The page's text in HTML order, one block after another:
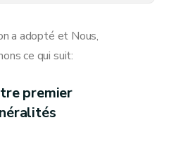
a adopté et Nous,
ce qui suit:
premier